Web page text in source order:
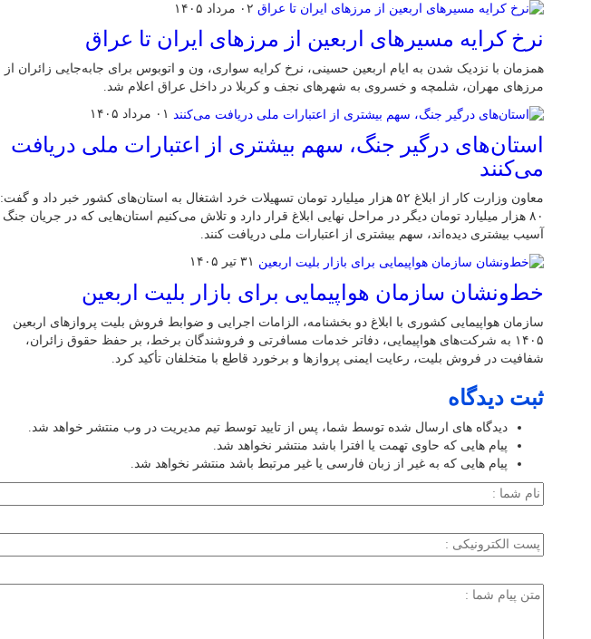
۰۲ مرداد ۱۴۰۵
نرخ کرایه مسیرهای اربعین از مرزهای ایران تا عراق
همزمان با نزدیک شدن به ایام اربعین حسینی، نرخ کرایه سواری، ون و اتوبوس برای جابه‌جایی زائران از
مرزهای مهران، شلمچه و خسروی به شهرهای نجف و کربلا در داخل عراق اعلام شد.
۰۱ مرداد ۱۴۰۵
استان‌های درگیر جنگ، سهم بیشتری از اعتبارات ملی دریافت
می‌کنند
معاون وزارت کار از ابلاغ ۵۲ هزار میلیارد تومان تسهیلات خرد اشتغال به استان‌های کشور خبر داد و گفت:
۸۰ هزار میلیارد تومان دیگر در مراحل نهایی ابلاغ قرار دارد و تلاش می‌کنیم استان‌هایی که در جریان جنگ
آسیب بیشتری دیده‌اند، سهم بیشتری از اعتبارات ملی دریافت کنند.
۳۱ تیر ۱۴۰۵
خط‌ونشان سازمان هواپیمایی برای بازار بلیت اربعین
سازمان هواپیمایی کشوری با ابلاغ دو بخشنامه، الزامات اجرایی و ضوابط فروش بلیت پروازهای اربعین
۱۴۰۵ به شرکت‌های هواپیمایی، دفاتر خدمات مسافرتی و فروشندگان برخط، بر حفظ حقوق زائران،
شفافیت در فروش بلیت، رعایت ایمنی پروازها و برخورد قاطع با متخلفان تأکید کرد.
ثبت دیدگاه
دیدگاه های ارسال شده توسط شما، پس از تایید توسط تیم مدیریت در وب منتشر خواهد شد.
پیام هایی که حاوی تهمت یا افترا باشد منتشر نخواهد شد.
پیام هایی که به غیر از زبان فارسی یا غیر مرتبط باشد منتشر نخواهد شد.